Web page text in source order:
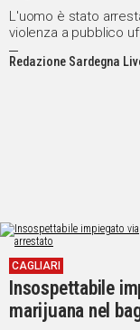
L'uomo è stato
violenza a pubblico
Redazione Sardegna
CAGLIARI
Insospettabile
marijuana nel